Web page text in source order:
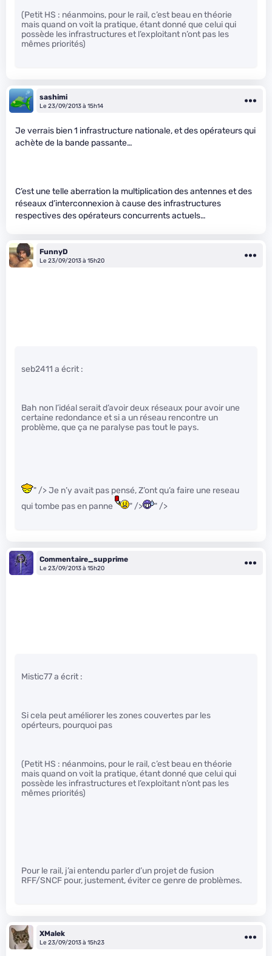
(Petit HS : néanmoins, pour le rail, c’est beau en théorie
mais quand on voit la pratique, étant donné que celui qui
possède les infrastructures et l’exploitant n’ont pas les
mêmes priorités)
sashimi
Le 23/09/2013 à 15h14
Je verrais bien 1 infrastructure nationale, et des opérateurs qui
achète de la bande passante…
C’est une telle aberration la multiplication des antennes et des
réseaux d’interconnexion à cause des infrastructures
respectives des opérateurs concurrents actuels…
FunnyD
Le 23/09/2013 à 15h20
seb2411 a écrit :
Bah non l’idéal serait d’avoir deux réseaux pour avoir une
certaine redondance et si a un réseau rencontre un
problème, que ça ne paralyse pas tout le pays.
" /> Je n’y avait pas pensé, Z’ont qu’a faire une reseau
qui tombe pas en panne
" /> " />
Commentaire_supprime
Le 23/09/2013 à 15h20
Mistic77 a écrit :
Si cela peut améliorer les zones couvertes par les
opérteurs, pourquoi pas
(Petit HS : néanmoins, pour le rail, c’est beau en théorie
mais quand on voit la pratique, étant donné que celui qui
possède les infrastructures et l’exploitant n’ont pas les
mêmes priorités)
Pour le rail, j’ai entendu parler d’un projet de fusion
RFF/SNCF pour, justement, éviter ce genre de problèmes.
XMalek
Le 23/09/2013 à 15h23